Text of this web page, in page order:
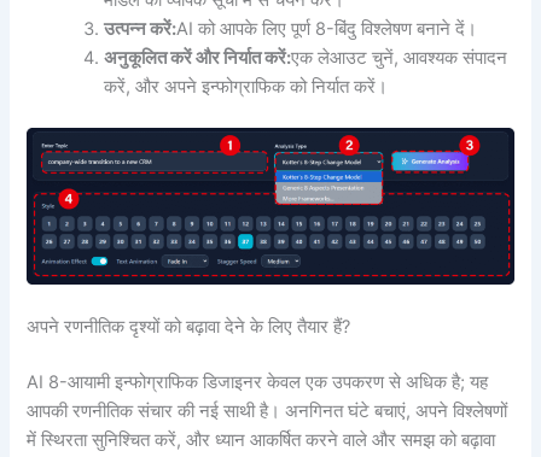
उत्पन्न करें:AI को आपके लिए पूर्ण 8-बिंदु विश्लेषण बनाने दें।
अनुकूलित करें और निर्यात करें:एक लेआउट चुनें, आवश्यक संपादन
करें, और अपने इन्फोग्राफिक को निर्यात करें।
अपने रणनीतिक दृश्यों को बढ़ावा देने के लिए तैयार हैं?
AI 8-आयामी इन्फोग्राफिक डिजाइनर केवल एक उपकरण से अधिक है; यह
आपकी रणनीतिक संचार की नई साथी है। अनगिनत घंटे बचाएं, अपने विश्लेषणों
में स्थिरता सुनिश्चित करें, और ध्यान आकर्षित करने वाले और समझ को बढ़ावा